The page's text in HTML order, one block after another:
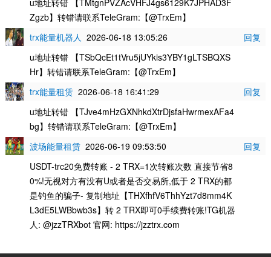
u地址转错 【TMtgnPVZAcVHFJ4gs6129K7JPHAD3F
Zgzb】转错请联系TeleGram:【@TrxEm】
trx能量机器人 2026-06-18 13:05:26
回复
u地址转错 【TSbQcEt1tVru5jUYkis3YBY1gLTSBQXS
Hr】转错请联系TeleGram:【@TrxEm】
trx能量租赁 2026-06-18 16:41:29
回复
u地址转错 【TJve4mHzGXNhkdXtrDjsfaHwrmexAFa4
bg】转错请联系TeleGram:【@TrxEm】
波场能量租赁 2026-06-19 09:53:50
回复
USDT-trc20免费转账 - 2 TRX=1次转账次数 直接节省8
0%!无视对方有没有U或者是否交易所,低于 2 TRX的都
是钓鱼的骗子- 复制地址【THXfhfV6ThhYzt7d8mm4K
L3dE5LWBbwb3s】转 2 TRX即可0手续费转账!TG机器
人: @jzzTRXbot 官网: https://jzztrx.com